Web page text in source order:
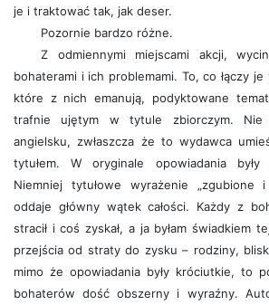
je i traktować tak, jak deser.
Pozornie bardzo różne.
Z odmiennymi miejscami akcji,
bohaterami i ich problemami. To, co łączy
które z nich emanują, podyktowane
trafnie ujętym w tytule zbiorczym. Nie
angielsku, zwłaszcza że to wydawca
tytułem. W oryginale opowiadania były
Niemniej tytułowe wyrażenie „zgubione
oddaje główny wątek całości. Każdy z
stracił i coś zyskał, a ja byłam świadkiem
przejścia od straty do zysku – rodziny,
mimo że opowiadania były króciutkie, to
bohaterów dość obszerny i wyraźny.